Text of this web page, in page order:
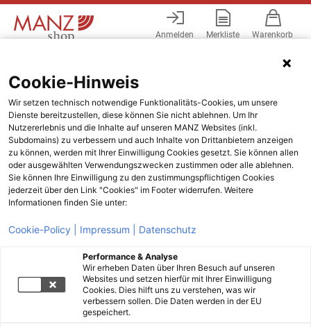
Anmelden Merkliste Warenkorb
Cookie-Hinweis
Wir setzen technisch notwendige Funktionalitäts-Cookies, um unsere
Dienste bereitzustellen, diese können Sie nicht ablehnen. Um Ihr
Nutzererlebnis und die Inhalte auf unseren MANZ Websites (inkl.
Subdomains) zu verbessern und auch Inhalte von Drittanbietern anzeigen
zu können, werden mit Ihrer Einwilligung Cookies gesetzt. Sie können allen
oder ausgewählten Verwendungszwecken zustimmen oder alle ablehnen.
Sie können Ihre Einwilligung zu den zustimmungspflichtigen Cookies
jederzeit über den Link "Cookies" im Footer widerrufen. Weitere
Informationen finden Sie unter:
Cookie-Policy | Impressum | Datenschutz
Performance & Analyse
Wir erheben Daten über Ihren Besuch auf unseren
Websites und setzen hierfür mit Ihrer Einwilligung
Cookies. Dies hilft uns zu verstehen, was wir
verbessern sollen. Die Daten werden in der EU
gespeichert.